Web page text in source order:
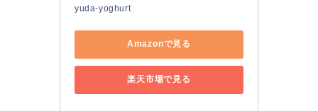
yuda-yoghurt
Amazonで見る
楽天市場で見る